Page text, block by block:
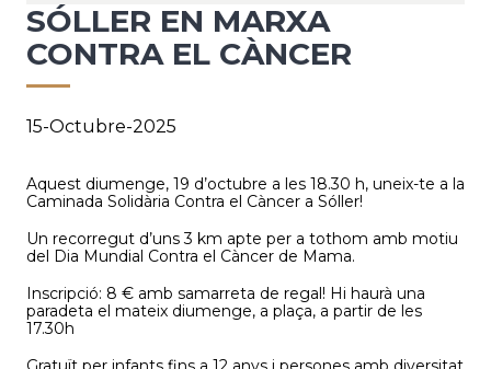
SÓLLER EN MARXA
CONTRA EL CÀNCER
15-Octubre-2025
Aquest diumenge, 19 d’octubre a les 18.30 h, uneix-te a la
Caminada Solidària Contra el Càncer a Sóller!
Un recorregut d’uns 3 km apte per a tothom amb motiu
del Dia Mundial Contra el Càncer de Mama.
Inscripció: 8 € amb samarreta de regal! Hi haurà una
paradeta el mateix diumenge, a plaça, a partir de les
17.30h